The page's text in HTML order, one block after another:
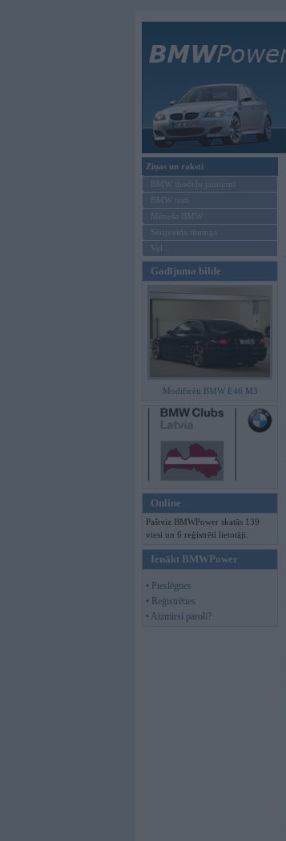
Ziņas un raksti
BMW modeļu jaunumi
BMW testi
Mēneša BMW
Sērijveida tūnings
Vel...
Gadījuma bilde
Modificēti BMW E46 M3
Online
Pašreiz BMWPower skatās 139
viesi un 6 reģistrēti lietotāji.
Ienākt BMWPower
• Pieslēgties
• Reģistrēties
• Aizmirsi paroli?